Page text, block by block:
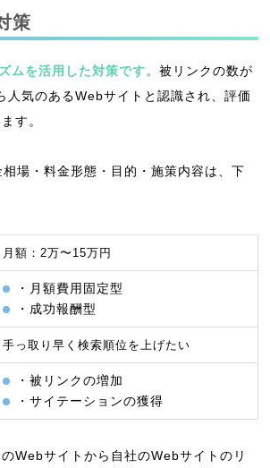
策
ムを活用した対策です。被リンクの数が
人気のあるWebサイトと認識され、評価
す。
場・料金形態・目的・施策内容は、下
月額：2万〜15万円
・月額費用固定型
・成功報酬型
手っ取り早く検索順位を上げたい
・被リンクの増加
・サイテーションの獲得
Webサイトから自社のWebサイトのリ